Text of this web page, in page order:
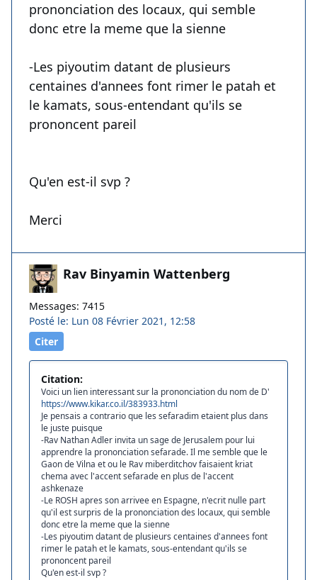
prononciation des locaux, qui semble
donc etre la meme que la sienne
-Les piyoutim datant de plusieurs
centaines d'annees font rimer le patah et
le kamats, sous-entendant qu'ils se
prononcent pareil
Qu'en est-il svp ?
Merci
Rav Binyamin Wattenberg
Messages: 7415
Posté le: Lun 08 Février 2021, 12:58
Citer
Citation:
Voici un lien interessant sur la prononciation du nom de D'
https://www.kikar.co.il/383933.html
Je pensais a contrario que les sefaradim etaient plus dans
le juste puisque
-Rav Nathan Adler invita un sage de Jerusalem pour lui
apprendre la prononciation sefarade. Il me semble que le
Gaon de Vilna et ou le Rav miberditchov faisaient kriat
chema avec l'accent sefarade en plus de l'accent
ashkenaze
-Le ROSH apres son arrivee en Espagne, n'ecrit nulle part
qu'il est surpris de la prononciation des locaux, qui semble
donc etre la meme que la sienne
-Les piyoutim datant de plusieurs centaines d'annees font
rimer le patah et le kamats, sous-entendant qu'ils se
prononcent pareil
Qu'en est-il svp ?